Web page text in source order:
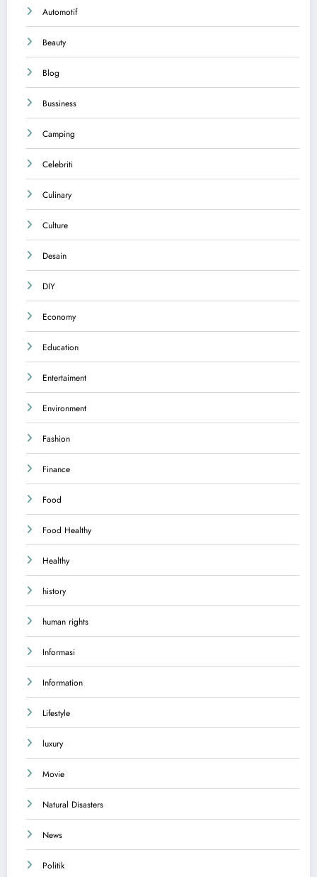
Automotif
Beauty
Blog
Bussiness
Camping
Celebriti
Culinary
Culture
Desain
DIY
Economy
Education
Entertaiment
Environment
Fashion
Finance
Food
Food Healthy
Healthy
history
human rights
Informasi
Information
Lifestyle
luxury
Movie
Natural Disasters
News
Politik